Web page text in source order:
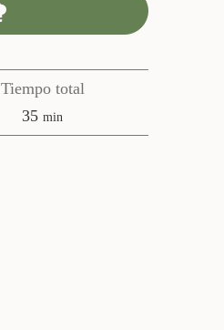
Tiempo total
35minutos
min